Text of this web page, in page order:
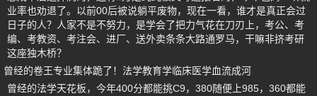
业率也劝退了。以前00后被说躺平废物，现在一看，谁才是真正会过
日子的人？人家不是不努力，是学会了把力气花在刀刃上，考公、考
编、考教资、考注会、进厂、送外卖条条大路通罗马，干嘛非挤考研
这座独木桥？
曾经的卷王专业集体跪了！法学教育学临床医学血流成河
曾经的法学天花板，今年400分都能挑C9，380随便上985，360都能